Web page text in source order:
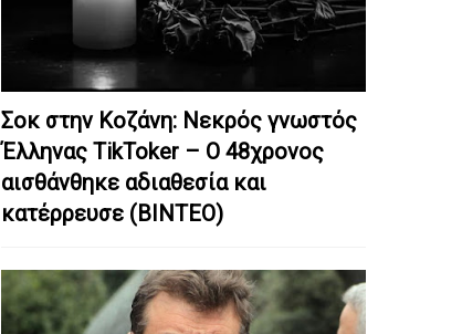
Σοκ στην Κοζάνη: Nεκρός γνωστός
Έλληνας TikToker – Ο 48χρονος
αισθάνθηκε αδιαθεσία και
κατέρρευσε (ΒΙΝΤΕΟ)